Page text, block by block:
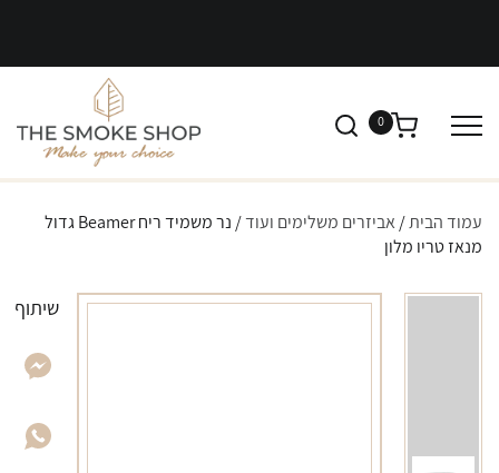
0
עמוד הבית/ אביזרים משלימים ועוד
/ נר משמיד ריח Beamer גדול
מנאז טריו מלון
שיתוף